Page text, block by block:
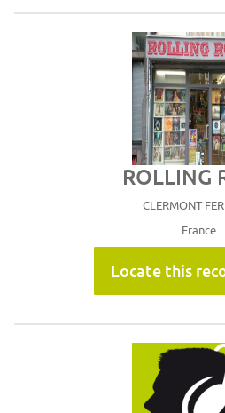
ROLLING
CLERMONT
France
Locate this